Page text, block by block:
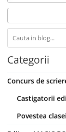
Categorii
Concurs de
Castigatorii
Povestea